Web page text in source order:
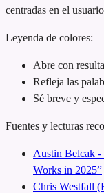
centradas en el
Leyenda de colores:
Abre con
Refleja las
Sé breve y
Fuentes y lecturas
Austin Belcak -
Works in 2025”
Chris Westfall